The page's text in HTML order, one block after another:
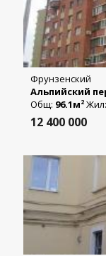
Фрунзенский
Альпийский
Общ: 96.1м2 Жил:
12 400 000